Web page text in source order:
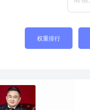
权重排行